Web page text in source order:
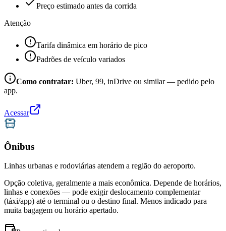
Preço estimado antes da corrida
Atenção
Tarifa dinâmica em horário de pico
Padrões de veículo variados
Como contratar: Uber, 99, inDrive ou similar — pedido pelo
app.
Acessar
Ônibus
Linhas urbanas e rodoviárias atendem a região do aeroporto.
Opção coletiva, geralmente a mais econômica. Depende de horários,
linhas e conexões — pode exigir deslocamento complementar
(táxi/app) até o terminal ou o destino final. Menos indicado para
muita bagagem ou horário apertado.